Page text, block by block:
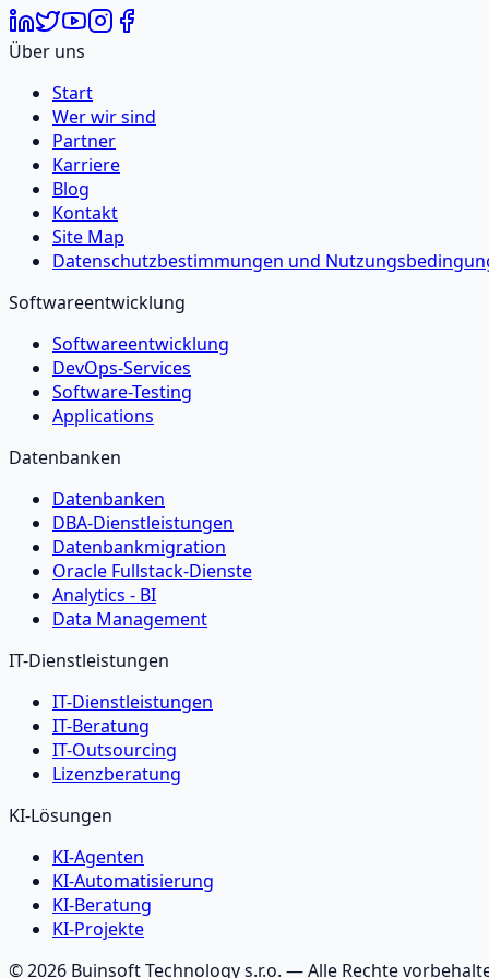
Über uns
Start
Wer wir sind
Partner
Karriere
Blog
Kontakt
Site Map
Datenschutzbestimmungen und
Softwareentwicklung
Softwareentwicklung
DevOps-Services
Software-Testing
Applications
Datenbanken
Datenbanken
DBA-Dienstleistungen
Datenbankmigration
Oracle Fullstack-Dienste
Analytics - BI
Data Management
IT-Dienstleistungen
IT-Dienstleistungen
IT-Beratung
IT-Outsourcing
Lizenzberatung
KI-Lösungen
KI-Agenten
KI-Automatisierung
KI-Beratung
KI-Projekte
©2026 Buinsoft Technology s.r.o. — Alle Rechte